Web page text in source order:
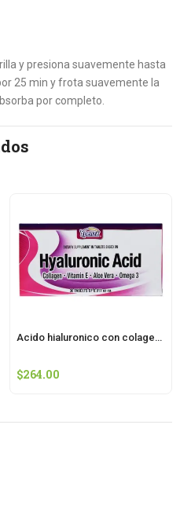
y presiona suavemente hasta
25 min y frota suavemente la
por completo.
Acido hialuronico con colageno y vit e 30 tab ypenza
$264.00